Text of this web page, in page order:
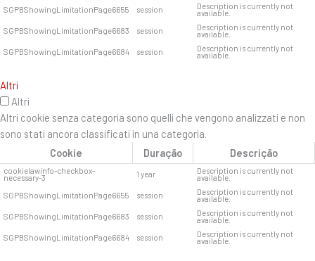
SGPBShowingLimitationPage6655
session Description is currently not
available.
SGPBShowingLimitationPage6683
session Description is currently not
available.
SGPBShowingLimitationPage6684
session Description is currently not
available.
Altri
Altri
Altri cookie senza categoria sono quelli che vengono analizzati e non
sono stati ancora classificati in una categoria.
Cookie
Duração Descrição
cookielawinfo-checkbox-
necessary-3 1 year Description is currently not
available.
SGPBShowingLimitationPage6655
session Description is currently not
available.
SGPBShowingLimitationPage6683
session Description is currently not
available.
SGPBShowingLimitationPage6684
session Description is currently not
available.